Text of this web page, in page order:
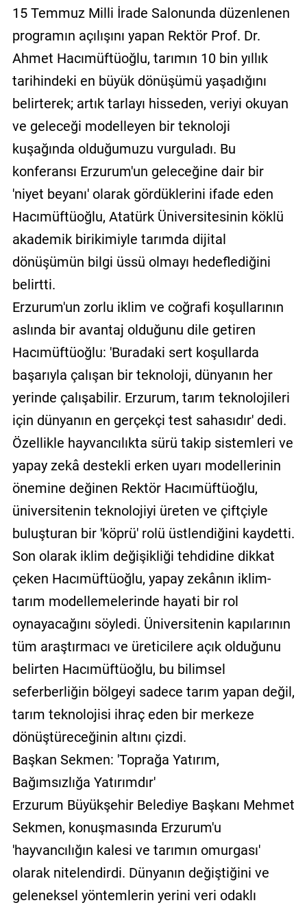
15 Temmuz Milli İrade Salonunda düzenlenen
programın açılışını yapan Rektör Prof. Dr.
Ahmet Hacımüftüoğlu, tarımın 10 bin yıllık
tarihindeki en büyük dönüşümü yaşadığını
belirterek; artık tarlayı hisseden, veriyi okuyan
ve geleceği modelleyen bir teknoloji
kuşağında olduğumuzu vurguladı. Bu
konferansı Erzurum'un geleceğine dair bir
'niyet beyanı' olarak gördüklerini ifade eden
Hacımüftüoğlu, Atatürk Üniversitesinin köklü
akademik birikimiyle tarımda dijital
dönüşümün bilgi üssü olmayı hedeflediğini
belirtti.
Erzurum'un zorlu iklim ve coğrafi koşullarının
aslında bir avantaj olduğunu dile getiren
Hacımüftüoğlu: 'Buradaki sert koşullarda
başarıyla çalışan bir teknoloji, dünyanın her
yerinde çalışabilir. Erzurum, tarım teknolojileri
için dünyanın en gerçekçi test sahasıdır' dedi.
Özellikle hayvancılıkta sürü takip sistemleri ve
yapay zekâ destekli erken uyarı modellerinin
önemine değinen Rektör Hacımüftüoğlu,
üniversitenin teknolojiyi üreten ve çiftçiyle
buluşturan bir 'köprü' rolü üstlendiğini kaydetti.
Son olarak iklim değişikliği tehdidine dikkat
çeken Hacımüftüoğlu, yapay zekânın iklim-
tarım modellemelerinde hayati bir rol
oynayacağını söyledi. Üniversitenin kapılarının
tüm araştırmacı ve üreticilere açık olduğunu
belirten Hacımüftüoğlu, bu bilimsel
seferberliğin bölgeyi sadece tarım yapan değil,
tarım teknolojisi ihraç eden bir merkeze
dönüştüreceğinin altını çizdi.
Başkan Sekmen: 'Toprağa Yatırım,
Bağımsızlığa Yatırımdır'
Erzurum Büyükşehir Belediye Başkanı Mehmet
Sekmen, konuşmasında Erzurum'u
'hayvancılığın kalesi ve tarımın omurgası'
olarak nitelendirdi. Dünyanın değiştiğini ve
geleneksel yöntemlerin yerini veri odaklı